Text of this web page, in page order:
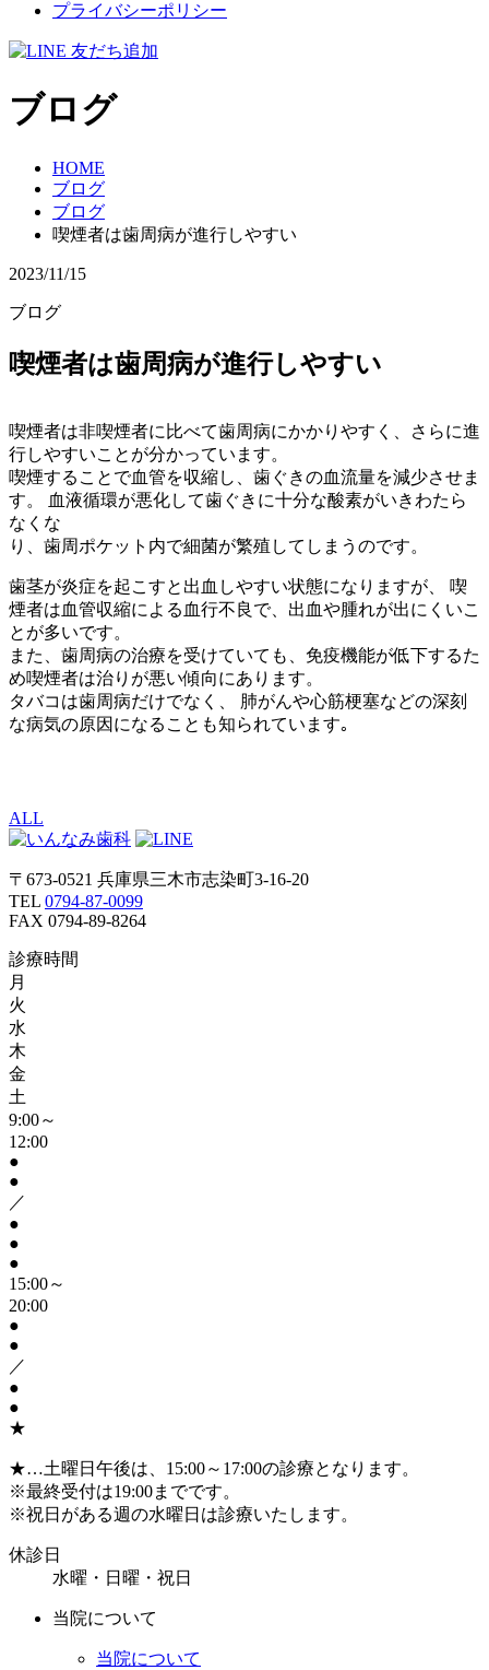
プライバシーポリシー
ブログ
HOME
ブログ
ブログ
喫煙者は歯周病が進行しやすい
2023/11/15
ブログ
喫煙者は歯周病が進行しやすい
喫煙者は非喫煙者に比べて歯周病にかかりやすく、さらに進
行しやすいことが分かっています。
喫煙することで血管を収縮し、歯ぐきの血流量を減少させま
す。 血液循環が悪化して歯ぐきに十分な酸素がいきわたら
なくな
り、歯周ポケット内で細菌が繁殖してしまうのです。
歯茎が炎症を起こすと出血しやすい状態になりますが、 喫
煙者は血管収縮による血行不良で、出血や腫れが出にくいこ
とが多いです。
また、歯周病の治療を受けていても、免疫機能が低下するた
め喫煙者は治りが悪い傾向にあります。
タバコは歯周病だけでなく、 肺がんや心筋梗塞などの深刻
な病気の原因になることも知られています｡
ALL
〒673-0521 兵庫県三木市志染町3-16-20
TEL 0794-87-0099
FAX 0794-89-8264
診療時間
月
火
水
木
金
土
9:00～
12:00
●
●
／
●
●
●
15:00～
20:00
●
●
／
●
●
★
★…土曜日午後は、15:00～17:00の診療となります。
※最終受付は19:00までです。
※祝日がある週の水曜日は診療いたします。
休診日
水曜・日曜・祝日
当院について
当院について